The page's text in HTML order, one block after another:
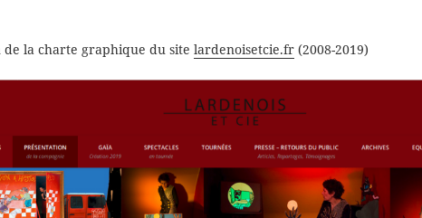
de la charte graphique du sitelardenoisetcie.fr (2008-2019)